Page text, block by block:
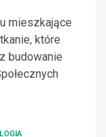
mieszkające
które
budowanie